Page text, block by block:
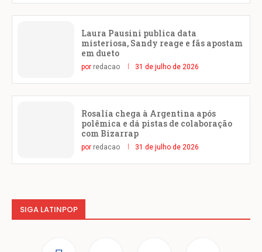
Laura Pausini publica data
misteriosa, Sandy reage e fãs apostam
em dueto
por redacao 31 de julho de 2026
Rosalía chega à Argentina após
polêmica e dá pistas de colaboração
com Bizarrap
por redacao 31 de julho de 2026
SIGA LATINPOP